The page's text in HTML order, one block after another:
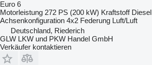
Euro 6
Motorleistung 272 PS (200 kW) Kraftstoff Diesel
Achsenkonfiguration 4x2 Federung Luft/Luft
Deutschland, Riederich
GLW LKW und PKW Handel GmbH
Verkäufer kontaktieren